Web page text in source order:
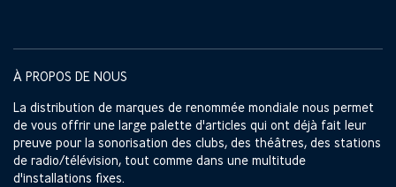
À PROPOS DE NOUS
La distribution de marques de renommée mondiale nous permet
de vous offrir une large palette d'articles qui ont déjà fait leur
preuve pour la sonorisation des clubs, des théâtres, des stations
de radio/télévision, tout comme dans une multitude
d'installations fixes.